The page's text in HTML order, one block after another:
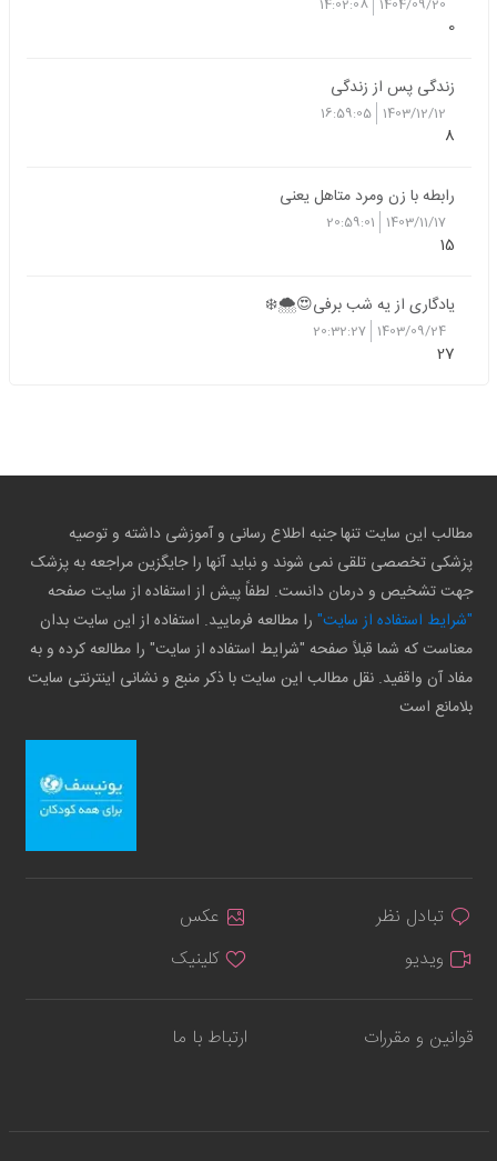
1404/09/20
14:02:08
0
زندگی پس از زندگی
1403/12/12
16:59:05
8
رابطه با زن ومرد متاهل یعنی
1403/11/17
20:59:01
15
یادگاری از یه شب برفی😍🌨️❄️
1403/09/24
20:32:27
27
مطالب این سایت تنها جنبه اطلاع رسانی و آموزشی داشته و توصیه
پزشکی تخصصی تلقی نمی شوند و نباید آنها را جایگزین مراجعه به پزشک
جهت تشخیص و درمان دانست. لطفاً پیش از استفاده از سایت صفحه
"شرایط استفاده از سایت" را مطالعه فرمایید. استفاده از این سایت بدان
معناست که شما قبلاً صفحه "شرایط استفاده از سایت" را مطالعه کرده و به
مفاد آن واقفید. نقل مطالب این سایت با ذکر منبع و نشانی اینترنتی سایت
بلامانع است
تبادل نظر
عکس
ویدیو
کلینیک
قوانین و مقررات ارتباط با ما